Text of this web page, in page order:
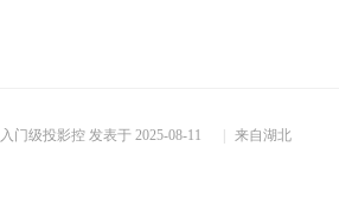
入门级投影控 发表于 2025-08-11 来自湖北